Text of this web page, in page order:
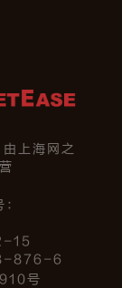
上海网之
15
876-6
号